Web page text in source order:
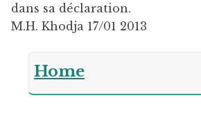
dans sa déclaration.
M.H. Khodja 17/01 2013
Home